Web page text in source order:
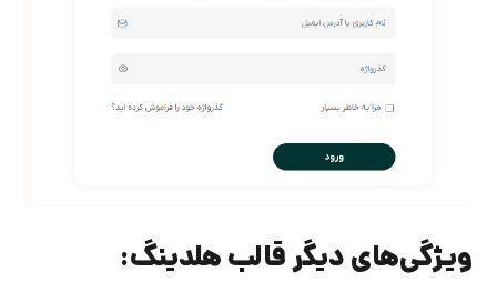
ویژگی‌های دیگر قالب هلدینگ: